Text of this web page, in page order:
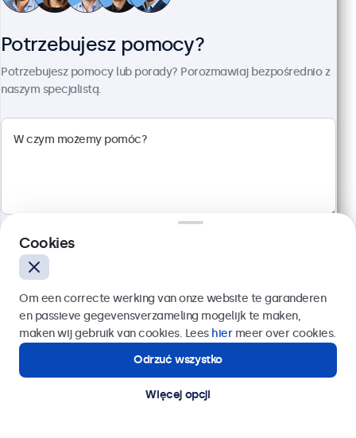
Wielopunktowy panel dotykowy Full HD
Wejścia: HDMI, DisplayPort, USB-C, VGA
Montaż: biurkowy, w zabudowie, ścienny
Rozmiar: 481 x 294 x 45 mm
2 599,00 zł
Potrzebujesz pomocy?
Potrzebujesz pomocy lub porady? Porozmawiaj bezpośrednio z
naszym specjalistą.
Wyślij
Lub zadzwoń pod numer:22 397 04 43
Potrzebujesz pomocy?
Kontakt ze specjalistą.
Cookies
Om een correcte werking van onze website te garanderen
en passieve gegevensverzameling mogelijk te maken,
maken wij gebruik van cookies. Lees hiermeer over cookies.
Odrzuć wszystko
Więcej opcji